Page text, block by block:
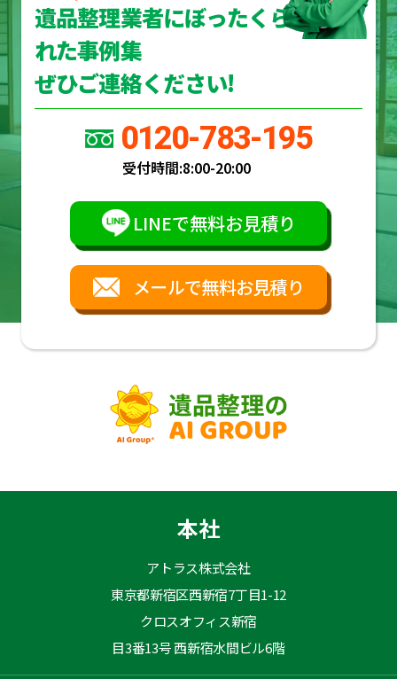
遺品整理業者にぼったくら
れた事例集
ぜひご連絡ください!
0120-783-195
受付時間:8:00-20:00
LINEで無料お見積り
メールで無料お見積り
本社
アトラス株式会社
東京都新宿区西新宿7丁目1-12
クロスオフィス新宿
目3番13号 西新宿水間ビル6階